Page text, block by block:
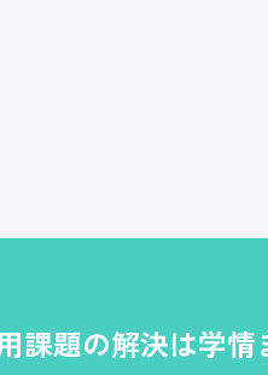
課題の解決は学